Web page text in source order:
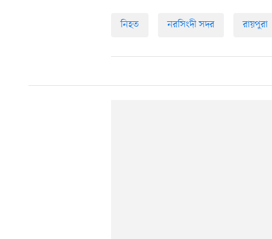
নিহত নরসিংদী সদর রায়পুরা